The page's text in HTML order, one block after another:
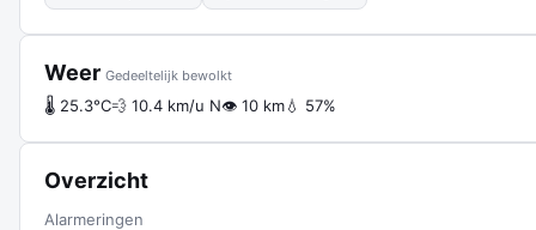
Weer Gedeeltelijk bewolkt
🌡 25.3°C💨 10.4 km/u N👁 10 km💧 57%
Overzicht
Alarmeringen